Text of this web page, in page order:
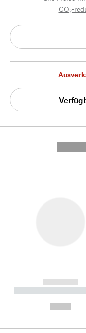
CO₂-
------------
----------- -----------